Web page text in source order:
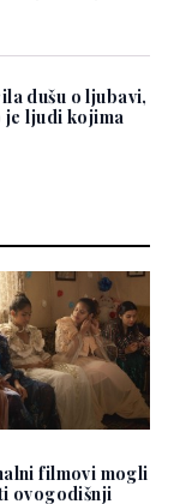
dušu o ljubavi,
je ljudi kojima
filmovi mogli
ovogodišnji